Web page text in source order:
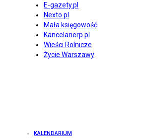
E-gazety.pl
Nexto.pl
Mała księgowość
Kancelarierp.pl
Wieści Rolnicze
Życie Warszawy
KALENDARIUM